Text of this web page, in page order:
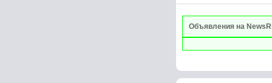
Объявления на